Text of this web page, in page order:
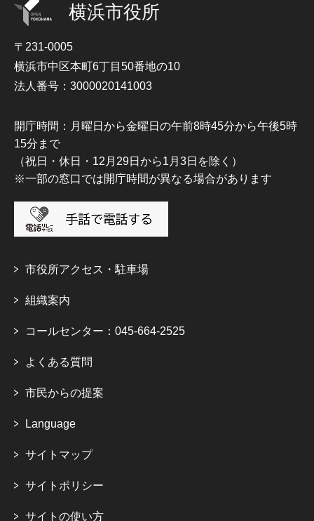
横浜市役所
〒231-0005
横浜市中区本町6丁目50番地の10
法人番号：3000020141003
開庁時間：月曜日から金曜日の午前8時45分から午後5時
15分まで
（祝日・休日・12月29日から1月3日を除く）
※一部の窓口では開庁時間が異なる場合があります
市役所アクセス・駐車場
組織案内
コールセンター：045-664-2525
よくある質問
市民からの提案
Language
サイトマップ
サイトポリシー
サイトの使い方